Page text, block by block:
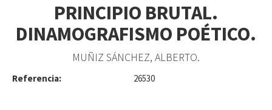
PRINCIPIO BRUTAL.
DINAMOGRAFISMO POÉTICO.
MUÑIZ SÁNCHEZ, ALBERTO.
Referencia: 26530